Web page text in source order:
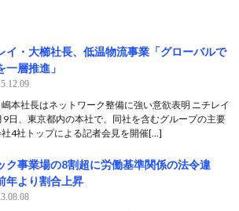
イ・大櫛社長、低温物流事業「グローバルで
一層推進」
嶋本社長はネットワーク整備に強い意欲表明 ニチレイ
9日、東京都内の本社で、同社を含むグループの主要
4社トップによる記者会見を開催[…]
ク事業場の8割超に労働基準関係の法令違
年より割合上昇